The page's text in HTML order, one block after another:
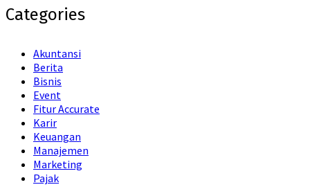
Categories
Akuntansi
Berita
Bisnis
Event
Fitur Accurate
Karir
Keuangan
Manajemen
Marketing
Pajak